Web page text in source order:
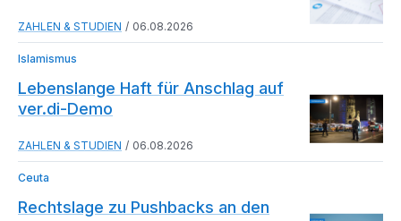
ZAHLEN & STUDIEN 06.08.2026
Islamismus
Lebenslange Haft für Anschlag auf
ver.di-Demo
ZAHLEN & STUDIEN 06.08.2026
Ceuta
Rechtslage zu Pushbacks an den